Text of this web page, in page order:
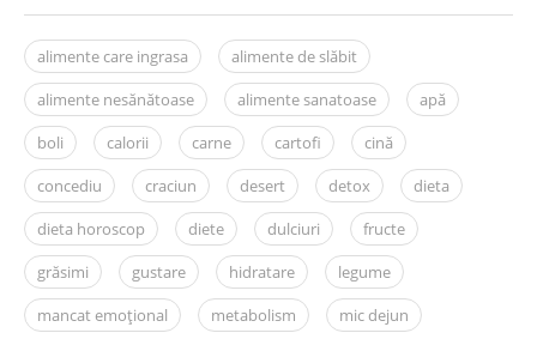
alimente care ingrasa
alimente de slăbit
alimente nesănătoase
alimente sanatoase
apă
boli
calorii carne cartofi
cină
concediu
craciun desert detox
dieta
dieta horoscop
diete dulciuri
fructe
grăsimi
gustare hidratare
legume
mancat emoțional
metabolism
mic dejun